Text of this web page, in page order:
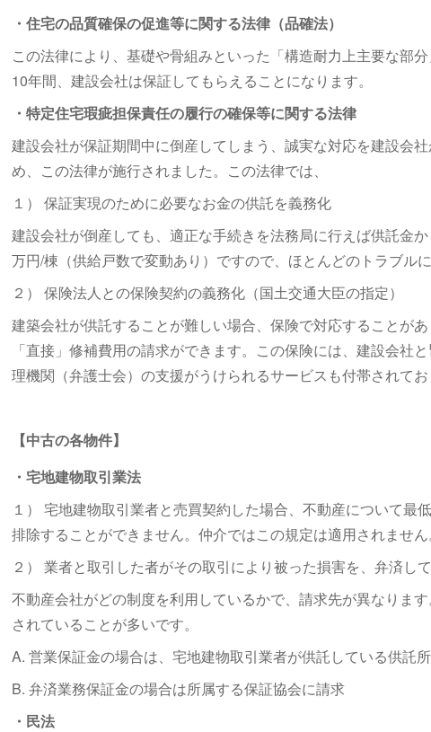
・住宅の品質確保の促進等に関する法律（品確法）
この法律により、基礎や骨組みといった「構造耐力上主要な部
10年間、建設会社は保証してもらえることになります。
・特定住宅瑕疵担保責任の履行の確保等に関する法律
建設会社が保証期間中に倒産してしまう、誠実な対応を建設会
め、この法律が施行されました。この法律では、
１） 保証実現のために必要なお金の供託を義務化
建設会社が倒産しても、適正な手続きを法務局に行えば供託金
万円/棟（供給戸数で変動あり）ですので、ほとんどのトラブルに
２） 保険法人との保険契約の義務化（国土交通大臣の指定）
建築会社が供託することが難しい場合、保険で対応することが
「直接」修補費用の請求ができます。この保険には、建設会社
理機関（弁護士会）の支援がうけられるサービスも付帯されてお
【中古の各物件】
・宅地建物取引業法
１） 宅地建物取引業者と売買契約した場合、不動産について
排除することができません。仲介ではこの規定は適用されません
２） 業者と取引した者がその取引により被った損害を、弁済し
不動産会社がどの制度を利用しているかで、請求先が異なりま
されていることが多いです。
A. 営業保証金の場合は、宅地建物取引業者が供託している供託
B. 弁済業務保証金の場合は所属する保証協会に請求
・民法